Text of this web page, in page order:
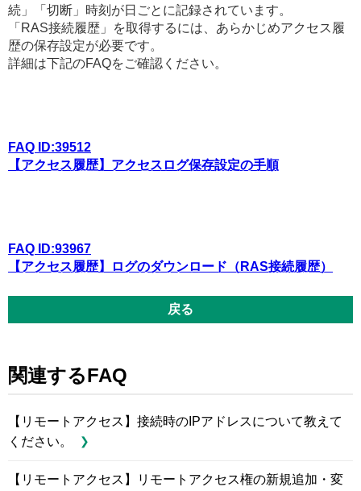
続」「切断」時刻が日ごとに記録されています。
「RAS接続履歴」を取得するには、あらかじめアクセス履
歴の保存設定が必要です。
詳細は下記のFAQをご確認ください。
FAQ ID:39512
【アクセス履歴】アクセスログ保存設定の手順
FAQ ID:93967
【アクセス履歴】ログのダウンロード（RAS接続履歴）
戻る
関連するFAQ
【リモートアクセス】接続時のIPアドレスについて教えて
ください。
【リモートアクセス】リモートアクセス権の新規追加・変